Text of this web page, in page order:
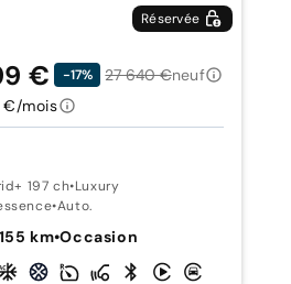
Réservée
197 ch•Luxury
•Auto.
km•Occasion
€ -17% 27 640 €neuf
€/mois